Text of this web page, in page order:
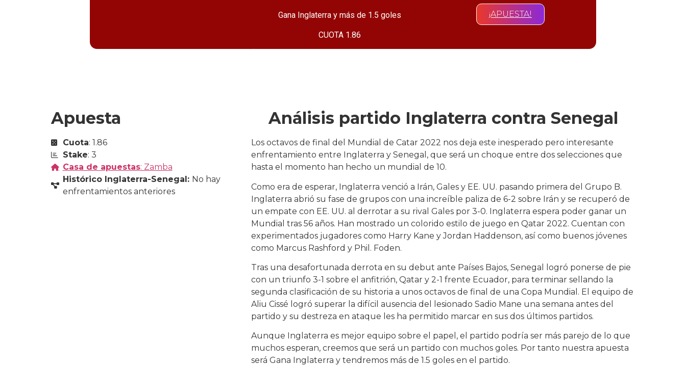
Gana Inglaterra y más de 1.5 goles
CUOTA 1.86
¡APUESTA!
Apuesta
Cuota: 1.86
Stake: 3
Casa de apuestas: Zamba
Histórico Inglaterra-Senegal: No hay
enfrentamientos anteriores
Análisis partido Inglaterra contra Senegal
Los octavos de final del Mundial de Catar 2022 nos deja este inesperado pero interesante
enfrentamiento entre Inglaterra y Senegal, que será un choque entre dos selecciones que
hasta el momento han hecho un mundial de 10.
Como era de esperar, Inglaterra venció a Irán, Gales y EE. UU. pasando primera del Grupo B.
Inglaterra abrió su fase de grupos con una increíble paliza de 6-2 sobre Irán y se recuperó de
un empate con EE. UU. al derrotar a su rival Gales por 3-0. Inglaterra espera poder ganar un
Mundial tras 56 años. Han mostrado un colorido estilo de juego en Qatar 2022. Cuentan con
experimentados jugadores como Harry Kane y Jordan Haddenson, así como buenos jóvenes
como Marcus Rashford y Phil. Foden.
Tras una desafortunada derrota en su debut ante Países Bajos, Senegal logró ponerse de pie
con un triunfo 3-1 sobre el anfitrión, Qatar y 2-1 frente Ecuador, para terminar sellando la
segunda clasificación de su historia a unos octavos de final de una Copa Mundial. El equipo de
Aliu Cissé logró superar la difícil ausencia del lesionado Sadio Mane una semana antes del
partido y su destreza en ataque les ha permitido marcar en sus dos últimos partidos.
Aunque Inglaterra es mejor equipo sobre el papel, el partido podría ser más parejo de lo que
muchos esperan, creemos que será un partido con muchos goles. Por tanto nuestra apuesta
será Gana Inglaterra y tendremos más de 1.5 goles en el partido.